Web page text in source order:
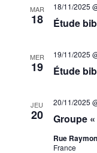
MAR
18 Étude
18/11/2025
MER
19 Étude
19/11/2025
JEU
20 Groupe
20/11/2025
Rue
France